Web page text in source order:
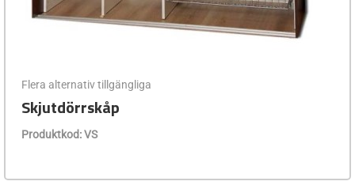
Flera alternativ tillgängliga
Skjutdörrskåp
Produktkod: VS